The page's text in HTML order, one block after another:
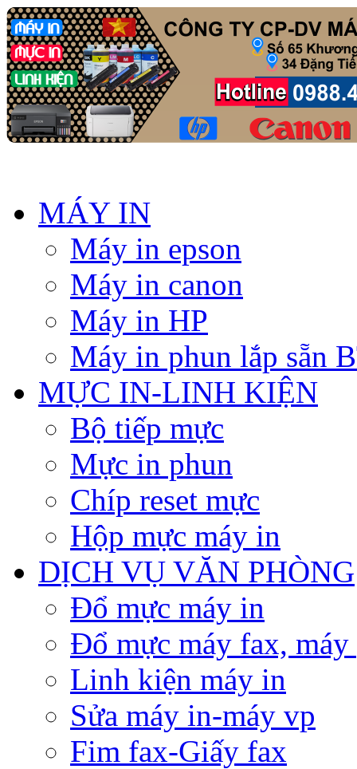
MÁY IN
Máy in epson
Máy in canon
Máy in HP
Máy in phun lắp sẵn
MỰC IN-LINH KIỆN
Bộ tiếp mực
Mực in phun
Chíp reset mực
Hộp mực máy in
DỊCH VỤ VĂN PHÒNG
Đổ mực máy in
Đổ mực máy fax, máy
Linh kiện máy in
Sửa máy in-máy vp
Fim fax-Giấy fax